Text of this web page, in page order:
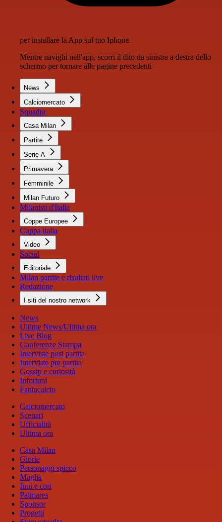
per installare la App sul tuo Iphone.
Mentre navighi nell'app, scorri il dito da sinistra a destra dello
schermo per tornare alle pagine precedenti
News
Calciomercato
Squadra
Casa Milan
Partite
Serie A
Primavera
Femminile
Milan Futuro
Milanisti d'Italia
Coppe Europee
Coppa italia
Video
Social
Editoriale
Milan partite e risultati live
Redazione
I siti del nostro network
News
Ultime News/Ultima ora
Live Blog
Conferenze Stampa
Interviste post partita
Interviste pre partita
Gossip e curiosità
Infortuni
Fantacalcio
Calciomercato
Scenari
Ufficialità
Ultima ora
Casa Milan
Glorie
Personaggi spicco
Maglia
Inni e cori
Palmares
Sponsor
Progetti